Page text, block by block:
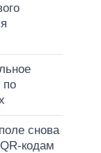
по
снова
кодам